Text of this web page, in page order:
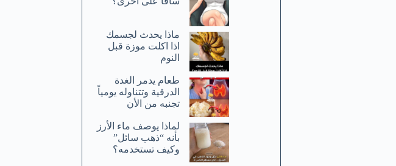
ماذا يحدث لجسمك
اذا اكلت موزة قبل
النوم
طعام يدمر الغدة
الدرقية وتتناوله يومياً
تجنبه من الأن
لماذا يوصف ماء الأرز
بأنه “ذهب سائل”
وكيف تستخدمه؟